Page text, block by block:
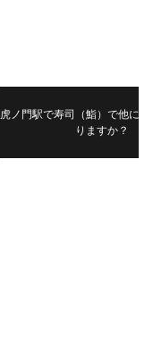
虎ノ門駅で寿司（鮨）で他に
りますか？